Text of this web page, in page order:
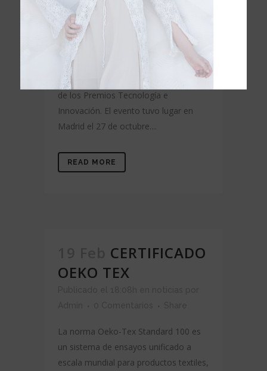
Share
Karibian Descanso ha sido
galardonado con el premio
"Innovación en descanso" otorgado
por el diario La Razón en su IV Edición
de los Premios Tecnología e
Innovación. El evento tuvo lugar en
Madrid el 27 de octubre....
READ MORE
CERTIFICADO
OEKO TEX
La norma Oeko-Tex Standard 100 es
un sistema de ensayos unificado a
escala mundial para productos textiles,